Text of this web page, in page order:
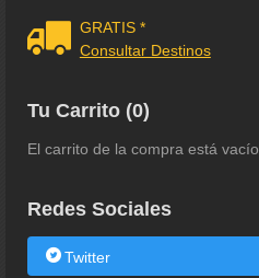
GRATIS *
Consultar Destinos
Tu Carrito (0)
El carrito de la compra está vacío
Redes Sociales
Twitter